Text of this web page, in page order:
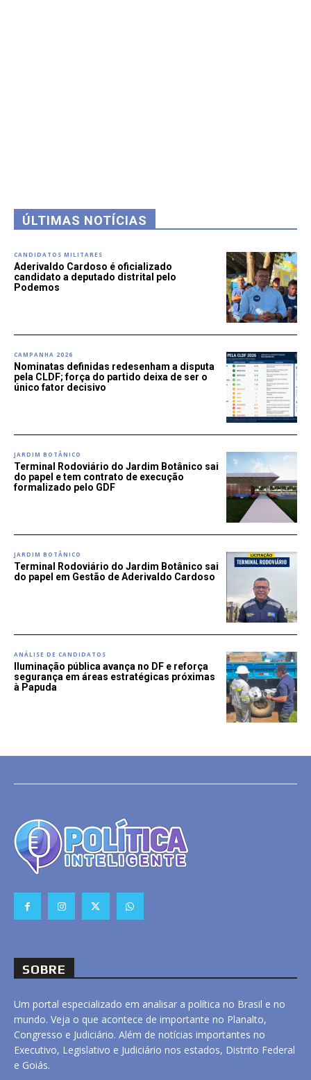
ÚLTIMAS NOTÍCIAS
CANDIDATOS MILITARES
Aderivaldo Cardoso é oficializado
candidato a deputado distrital pelo
Podemos
CAMPANHA 2026
Nominatas definidas redesenham a disputa
pela CLDF; força do partido deixa de ser o
único fator decisivo
JARDIM BOTÂNICO
Terminal Rodoviário do Jardim Botânico sai
do papel e tem contrato de execução
formalizado pelo GDF
JARDIM BOTÂNICO
Terminal Rodoviário do Jardim Botânico sai
do papel em Gestão de Aderivaldo Cardoso
ANÁLISE DE CANDIDATOS
Iluminação pública avança no DF e reforça
segurança em áreas estratégicas próximas
à Papuda
SOBRE
Um portal especializado em analisar a política no Brasil e no
mundo. Veja o que acontece de importante no Planalto,
Congresso e Judiciário. Além de notícias importantes no
Executivo, Legislativo e Judiciário nos estados, Distrito Federal
e Goiás.